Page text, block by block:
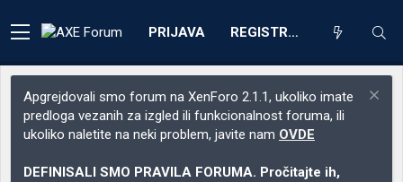
PRIJAVA REGISTRACIJA
Apgrejdovali smo forum na XenForo 2.1.1, ukoliko imate
predloga vezanih za izgled ili funkcionalnost foruma, ili
ukoliko naletite na neki problem, javite nam OVDE
DEFINISALI SMO PRAVILA FORUMA. Pročitajte ih,